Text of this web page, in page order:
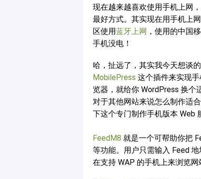
现在越来越喜欢使用手机上网
最好方式。其实现在用手机上
区使用蓝牙上网 ，使用的中国
手机没电！
哈，扯远了，其实我今天想谈
MobilePress 这个插件来实现
览器，就给你 WordPress 换个
对于其他网站来说怎么制作适
下这个专门制作手机版本 Web
FeedM8 就是一个可帮助你把
等功能。用户只需输入 Feed
在支持 WAP 的手机上来浏览网